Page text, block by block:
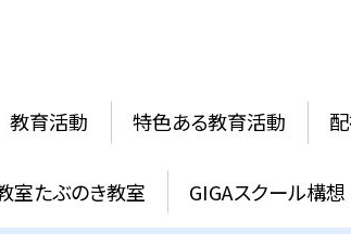
教育活動 特色ある教育活動
室たぶのき教室 GIGAスクール構想